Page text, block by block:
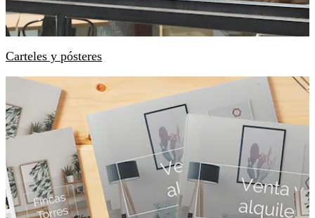
Carteles y pósteres